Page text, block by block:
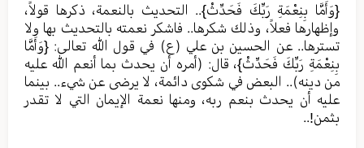
{وَأَمَّا بِنِعْمَةِ رَبِّكَ فَحَدِّثْ}.. التحديث بالنعمة، ذكرها قولاً،
وإظهارها فعلاً، وذلك شكرها.. فاشكر نعمته بالتحديث بها ولا
تسترها.. عن الحسين بن علي (ع) في قول الله تعالى: {وَأَمَّا
بِنِعْمَةِ رَبِّكَ فَحَدِّثْ}، قال: (أمره أن يحدث بما أنعم الله عليه
من دينه).. البعض في شكوى دائمة، لا يرضى عن شيء.. بينما
عليه أن يحدث بنعم ربه، ومنها نعمة الإيمان التي لا تقدر
بثمن!..